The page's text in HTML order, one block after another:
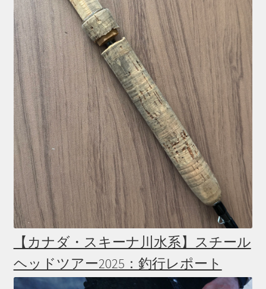
【カナダ・スキーナ川水系】スチール
ヘッドツアー2025：釣行レポート